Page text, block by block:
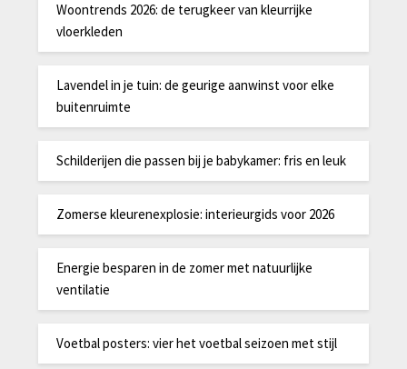
Woontrends 2026: de terugkeer van kleurrijke
vloerkleden
Lavendel in je tuin: de geurige aanwinst voor elke
buitenruimte
Schilderijen die passen bij je babykamer: fris en leuk
Zomerse kleurenexplosie: interieurgids voor 2026
Energie besparen in de zomer met natuurlijke
ventilatie
Voetbal posters: vier het voetbal seizoen met stijl